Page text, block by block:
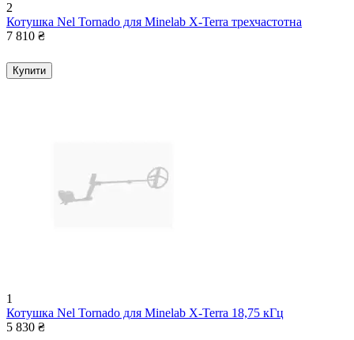
2
Котушка Nel Tornado для Minelab X-Terra трехчастотна
7 810 ₴
Купити
1
Котушка Nel Tornado для Minelab X-Terra 18,75 кГц
5 830 ₴